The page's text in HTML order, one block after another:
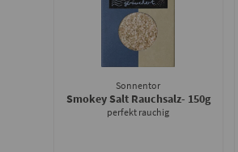
Sonnentor
Smokey Salt Rauchsalz- 150g
perfekt rauchig